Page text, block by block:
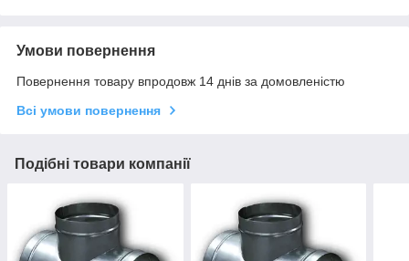
Умови повернення
Повернення товару впродовж 14 днів за домовленістю
Всі умови повернення
Подібні товари компанії